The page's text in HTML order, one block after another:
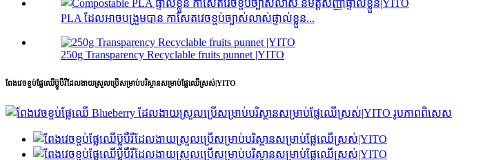
PLA ដែលអាចបង្រួមបាន កាសែតវេចខ្ចប់ច្បាស់លាស់ផ្ទាល់ខ្លួន...
250g Transparency Recyclable fruits punnet |YITO
ពែងវេចខ្ចប់ផ្លែឈើប៊្លូបឺរីដែលងាយស្រួលប្រើសម្រាប់បរិស្ថានសម្រាប់ផ្លែឈើស្រស់|YITO